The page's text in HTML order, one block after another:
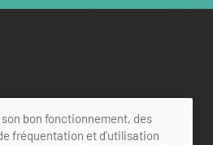
bon fonctionnement, des
fréquentation et d’utilisation